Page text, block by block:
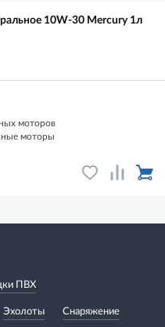
10W-30 Mercury 1л
моторов
моторы
ПВХ
Эхолоты Снаряжение